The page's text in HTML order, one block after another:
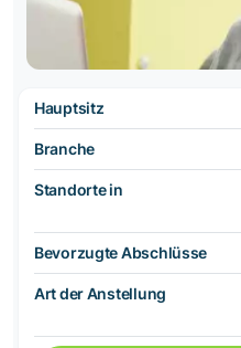
Hauptsitz
Branche
Standorte in
Bevorzugte Abschlüsse
Art der Anstellung